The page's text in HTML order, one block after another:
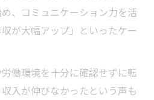
、コミュニケーション力を活
が大幅アップ」といったケー
働環境を十分に確認せずに転
入が伸びなかったという声も